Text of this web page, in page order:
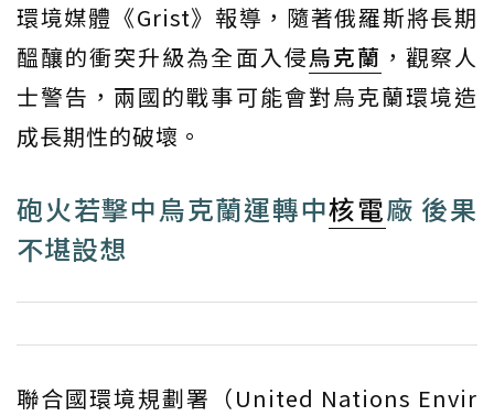
環境媒體《Grist》報導，隨著俄羅斯將長期
醞釀的衝突升級為全面入侵烏克蘭 ，觀察人
士警告，兩國的戰事可能會對烏克蘭環境造
成長期性的破壞。
砲火若擊中烏克蘭運轉中核電廠 後果
不堪設想
聯合國環境規劃署（United Nations Envir